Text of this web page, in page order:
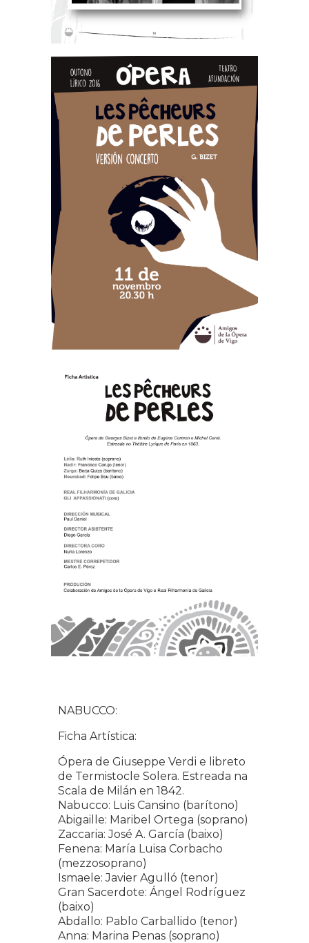
NABUCCO:
Ficha Artística:
Ópera de Giuseppe Verdi e libreto
de Termistocle Solera. Estreada na
Scala de Milán en 1842.
Nabucco: Luis Cansino (barítono)
Abigaille: Maribel Ortega (soprano)
Zaccaria: José A. García (baixo)
Fenena: María Luisa Corbacho
(mezzosoprano)
Ismaele: Javier Agulló (tenor)
Gran Sacerdote: Ángel Rodríguez
(baixo)
Abdallo: Pablo Carballido (tenor)
Anna: Marina Penas (soprano)